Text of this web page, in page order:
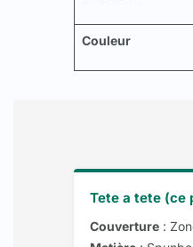
Couleur
Tete a tete (ce
Couverture: